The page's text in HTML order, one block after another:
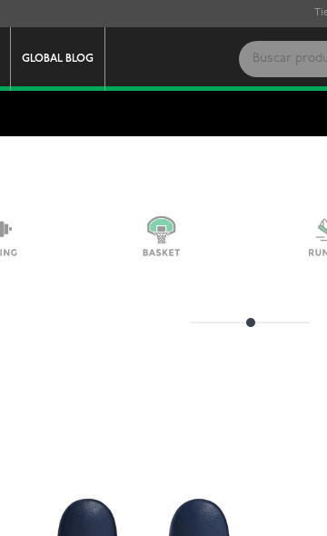
GLOBAL BLOG